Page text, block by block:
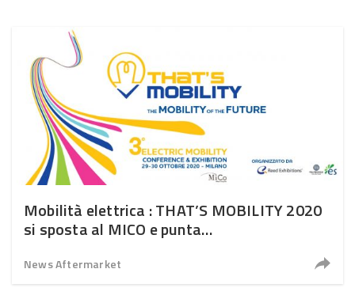
Mobilità elettrica : THAT’S MOBILITY 2020
si sposta al MICO e punta
News Aftermarket